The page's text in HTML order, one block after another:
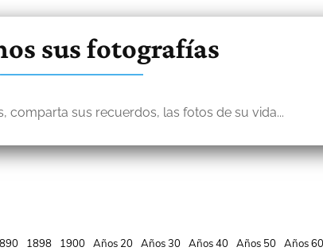
sus fotografías
comparta sus recuerdos, las fotos de su vida...
1898 1900 Años 20 Años 30 Años 40 Años 50 Años 60